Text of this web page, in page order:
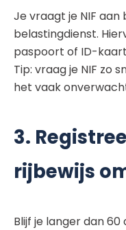
Je vraagt je NIF aan
belastingdienst.
paspoort of ID-
Tip: vraag je NIF zo
het vaak
3.
rijbewijs
Blijf je langer dan